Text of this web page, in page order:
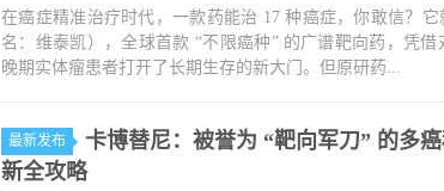
在癌症精准治疗时代，一款药能治 17 种癌症，你敢信？
名：维泰凯），全球首款 “不限癌种” 的广谱靶向药，凭
晚期实体瘤患者打开了长期生存的新大门。但原研药...
最新发布
卡博替尼：被誉为 “靶向军刀” 的多
新全攻略